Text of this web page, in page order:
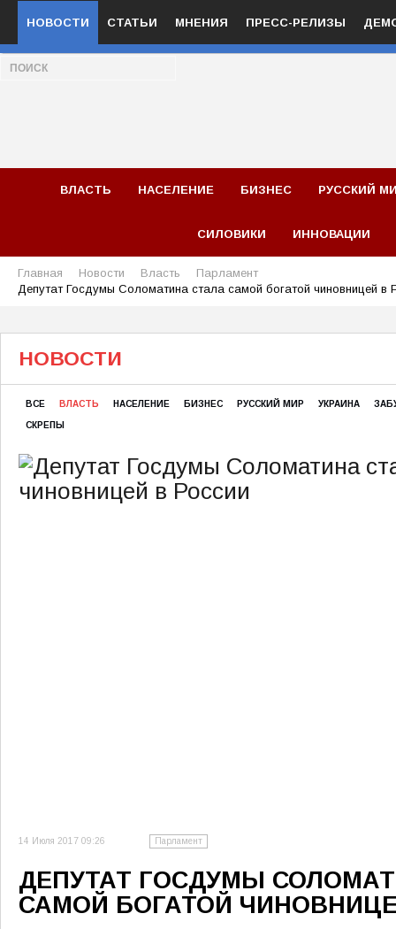
НОВОСТИ СТАТЬИ МНЕНИЯ ПРЕСС-РЕЛИЗЫ
ВЛАСТЬ НАСЕЛЕНИЕ БИЗНЕС РУССКИЙ
СИЛОВИКИ ИННОВАЦИИ
Главная Новости Власть
Парламент
Депутат Госдумы Соломатина стала самой богатой чиновницей в
НОВОСТИ
ВСЕ ВЛАСТЬ НАСЕЛЕНИЕ БИЗНЕС РУССКИЙ МИР УКРАИНА
СКРЕПЫ
14 Июля 2017 09:26 Парламент
ДЕПУТАТ ГОСДУМЫ
САМОЙ БОГАТОЙ